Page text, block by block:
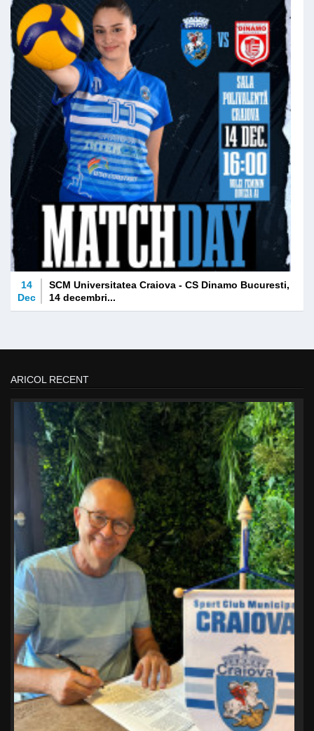
14
Dec
SCM Universitatea Craiova - CS Dinamo Bucuresti,
14 decembri...
ARICOL RECENT